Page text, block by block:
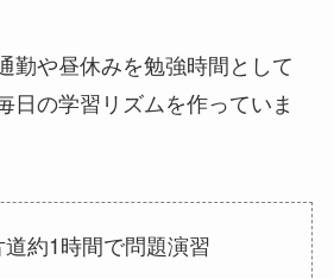
勤や昼休みを勉強時間として
日の学習リズムを作っていま
約1時間で問題演習